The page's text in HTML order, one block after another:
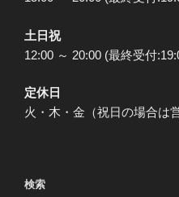
土日祝
12:00 ～ 20:00 (最終受付
定休日
火・木・金（祝日の場合は営
検索